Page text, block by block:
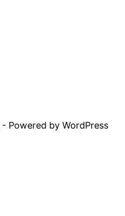
- Powered by WordPress